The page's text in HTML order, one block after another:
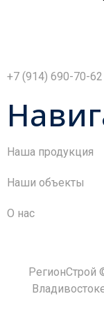
+7 (914) 690-70-62
Наша продукция
Наши объекты
О нас
РегионСтрой